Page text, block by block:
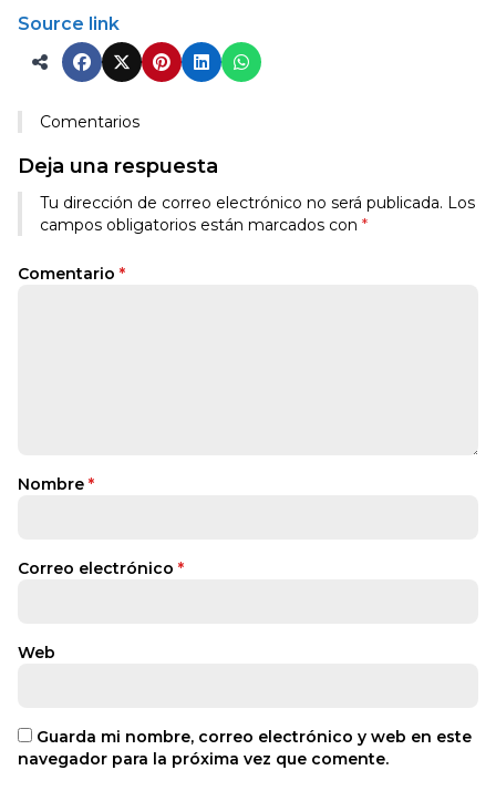
Source link
Comentarios
Deja una respuesta
Tu dirección de correo electrónico no será publicada. Los
campos obligatorios están marcados con *
Comentario *
Nombre *
Correo electrónico *
Web
Guarda mi nombre, correo electrónico y web en este
navegador para la próxima vez que comente.